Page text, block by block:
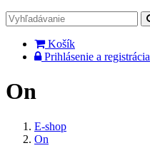
Košík
Prihlásenie a registrácia
On
E-shop
On